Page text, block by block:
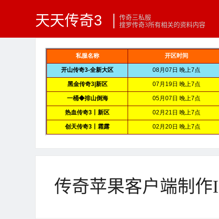
天天传奇3
传奇三私服
搜罗传奇3所有相关的资料内容
传奇苹果客户端制作